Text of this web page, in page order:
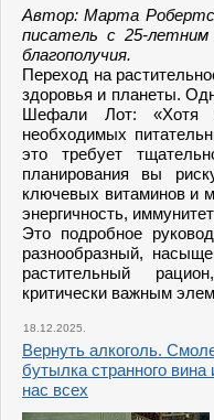
Автор: Марта
писатель с 25-
благополучия.
Переход на
здоровья и планеты.
Шефали Лот: «Хотя
необходимых
это требует
планирования вы
ключевых витаминов и
энергичность,
Это подробное
разнообразный,
растительный
критически важным
18.12.2025.
Вернуть алкоголь.
бутылка странного
нас всех